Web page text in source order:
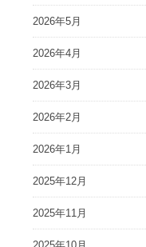
2026年5月
2026年4月
2026年3月
2026年2月
2026年1月
2025年12月
2025年11月